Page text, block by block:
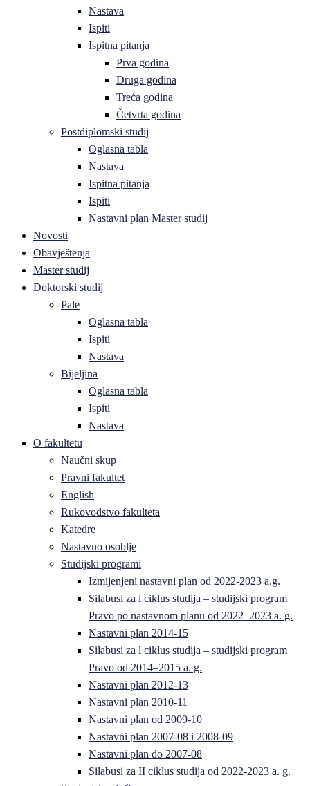
Nastava
Ispiti
Ispitna pitanja
Prva godina
Druga godina
Treća godina
Četvrta godina
Postdiplomski studij
Oglasna tabla
Nastava
Ispitna pitanja
Ispiti
Nastavni plan Master studij
Novosti
Obavještenja
Master studij
Doktorski studij
Pale
Oglasna tabla
Ispiti
Nastava
Bijeljina
Oglasna tabla
Ispiti
Nastava
O fakultetu
Naučni skup
Pravni fakultet
English
Rukovodstvo fakulteta
Katedre
Nastavno osoblje
Studijski programi
Izmijenjeni nastavni plan od 2022-2023 a.g.
Silabusi za l ciklus studija – studijski program
Pravo po nastavnom planu od 2022–2023 a. g.
Nastavni plan 2014-15
Silabusi za l ciklus studija – studijski program
Pravo od 2014–2015 a. g.
Nastavni plan 2012-13
Nastavni plan 2010-11
Nastavni plan od 2009-10
Nastavni plan 2007-08 i 2008-09
Nastavni plan do 2007-08
Silabusi za II ciklus studija od 2022-2023 a. g.